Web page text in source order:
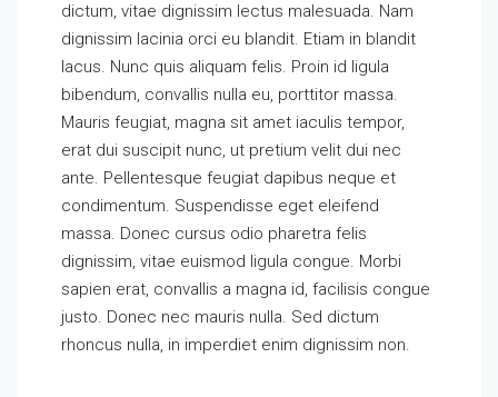
dictum, vitae dignissim lectus malesuada. Nam
dignissim lacinia orci eu blandit. Etiam in blandit
lacus. Nunc quis aliquam felis. Proin id ligula
bibendum, convallis nulla eu, porttitor massa.
Mauris feugiat, magna sit amet iaculis tempor,
erat dui suscipit nunc, ut pretium velit dui nec
ante. Pellentesque feugiat dapibus neque et
condimentum. Suspendisse eget eleifend
massa. Donec cursus odio pharetra felis
dignissim, vitae euismod ligula congue. Morbi
sapien erat, convallis a magna id, facilisis congue
justo. Donec nec mauris nulla. Sed dictum
rhoncus nulla, in imperdiet enim dignissim non.